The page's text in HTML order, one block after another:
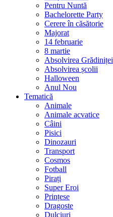
Pentru Nuntă
Bachelorette Party
Cerere în căsătorie
Majorat
14 februarie
8 martie
Absolvirea Grădiniței
Absolvirea școlii
Halloween
Anul Nou
Tematică
Animale
Animale acvatice
Câini
Pisici
Dinozauri
Transport
Cosmos
Fotball
Pirați
Super Eroi
Prințese
Dragoste
Dulciuri